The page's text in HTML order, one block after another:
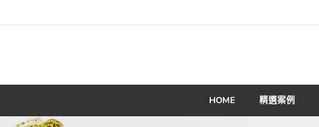
HOME 精選案例